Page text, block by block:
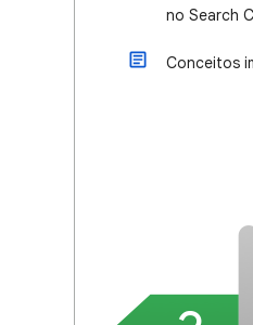
no Search
Conceitos